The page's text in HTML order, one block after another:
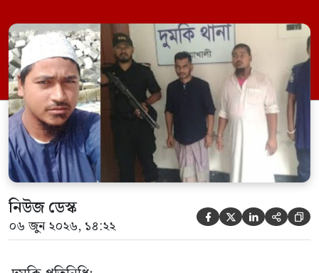
ভিত্তিতে অভিযান চালিয়ে মাদক চক্রের আরও
এক সদস্যকে আটক করা হয়। র‍্যাব ও পুলিশ
সূত্রে জানা গেছে, শুক্রবার গোপন সংবাদের
ভিত্তিতে র‍্যাব-৮, সিপিসি-১ পটুয়াখালী ক্যাম্পের
[…]
নিউজ ডেস্ক
০৬ জুন ২০২৬, ১৪:২২     